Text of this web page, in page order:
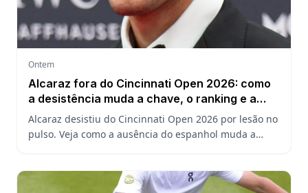
Ontem
Alcaraz fora do Cincinnati Open 2026: como
a desistência muda a chave, o ranking e a
defesa do US Open
Alcaraz desistiu do Cincinnati Open 2026 por lesão no
pulso. Veja como a ausência do espanhol muda a